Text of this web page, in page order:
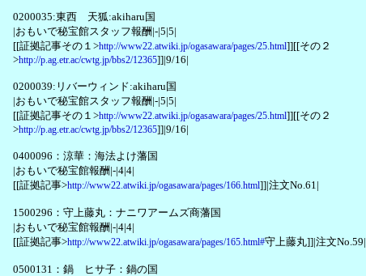
0200035:東西 天狐:akiharu国
|おもいで秘宝館スタッフ報酬|-|5|5|
[[証拠記事その１>http://www22.atwiki.jp/ogasawara/pages/25.html]][[その２
>http://p.ag.etr.ac/cwtg.jp/bbs2/12365]]|9/16|
0200039:リバーウィンド:akiharu国
|おもいで秘宝館スタッフ報酬|-|5|5|
[[証拠記事その１>http://www22.atwiki.jp/ogasawara/pages/25.html]][[その２
>http://p.ag.etr.ac/cwtg.jp/bbs2/12365]]|9/16|
0400096：涼華：海法よけ藩国
|おもいで秘宝館報酬|-|4|4|
[[証拠記事>http://www22.atwiki.jp/ogasawara/pages/166.html]]|注文No.61|
1500296：守上藤丸：ナニワアームズ商藩国
|おもいで秘宝館報酬|-|4|4|
[[証拠記事>http://www22.atwiki.jp/ogasawara/pages/165.html#守上藤丸]]|注文No.59|
0500131：鍋 ヒサ子：鍋の国